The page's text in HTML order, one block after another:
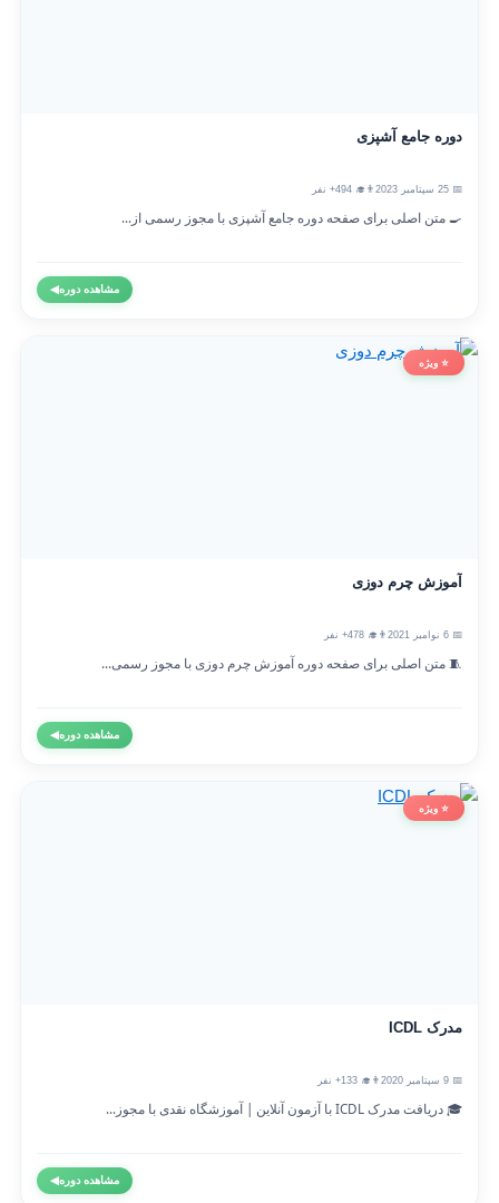
دوره جامع آشپزی
👨‍🎓 494+ نفر
🍳 متن اصلی برای صفحه دوره جامع آشپزی با مجوز رسمی از...
مشاهده دوره◀
⭐ ویژه
آموزش چرم دوزی
👨‍🎓 478+ نفر
🧵 متن اصلی برای صفحه دوره آموزش چرم دوزی با مجوز رسمی...
مشاهده دوره◀
⭐ ویژه
مدرک ICDL
👨‍🎓 133+ نفر
🎓 دریافت مدرک ICDL با آزمون آنلاین | آموزشگاه نقدی با مجوز...
مشاهده دوره◀